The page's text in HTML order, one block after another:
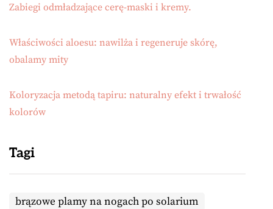
Zabiegi odmładzające cerę-maski i kremy.
Właściwości aloesu: nawilża i regeneruje skórę,
obalamy mity
Koloryzacja metodą tapiru: naturalny efekt i trwałość
kolorów
Tagi
brązowe plamy na nogach po solarium